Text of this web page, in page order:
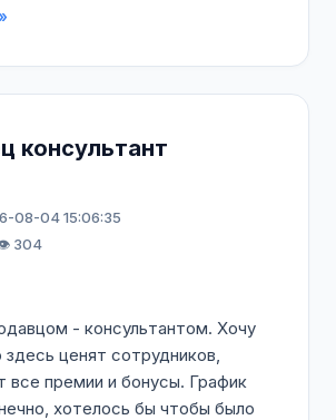
консультант
08-04 15:06:35
304
- консультантом. Хочу
здесь ценят сотрудников,
все премии и бонусы. График
хотелось бы чтобы было